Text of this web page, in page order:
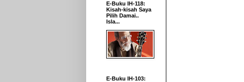
E-Buku IH-118:
Kisah-kisah Saya
Pilih Damai..
Isla...
E-Buku IH-103: